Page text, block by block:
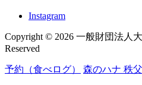
Instagram
Copyright © 2026 一般財団法人
Reserved
予約（食べログ） 森のハナ 秩